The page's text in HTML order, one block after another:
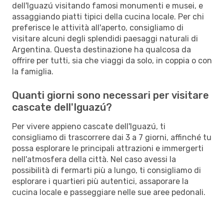
dell'Iguazú visitando famosi monumenti e musei, e
assaggiando piatti tipici della cucina locale. Per chi
preferisce le attività all'aperto, consigliamo di
visitare alcuni degli splendidi paesaggi naturali di
Argentina. Questa destinazione ha qualcosa da
offrire per tutti, sia che viaggi da solo, in coppia o con
la famiglia.
Quanti giorni sono necessari per visitare
cascate dell'Iguazú?
Per vivere appieno cascate dell'Iguazú, ti
consigliamo di trascorrere dai 3 a 7 giorni, affinché tu
possa esplorare le principali attrazioni e immergerti
nell'atmosfera della città. Nel caso avessi la
possibilità di fermarti più a lungo, ti consigliamo di
esplorare i quartieri più autentici, assaporare la
cucina locale e passeggiare nelle sue aree pedonali.